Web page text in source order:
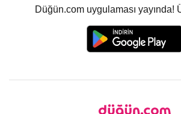
Düğün.com uygulaması yayında!